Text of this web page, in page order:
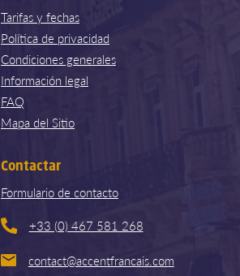
Tarifas y fechas
Política de privacidad
Condiciones generales
Información legal
FAQ
Mapa del Sitio
Contactar
Formulario de contacto
+33 (0) 467 581 268
contact@accentfrancais.com